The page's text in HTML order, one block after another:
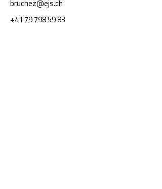
bruchez@ejs.ch
+41 79 798 59 83